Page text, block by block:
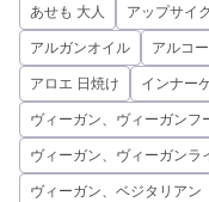
あせも 大人 アップサイ
アルガンオイル アルコ
アロエ 日焼け インナー
ヴィーガン、ヴィーガンフ
ヴィーガン、ヴィーガンラ
ヴィーガン、ベジタリアン